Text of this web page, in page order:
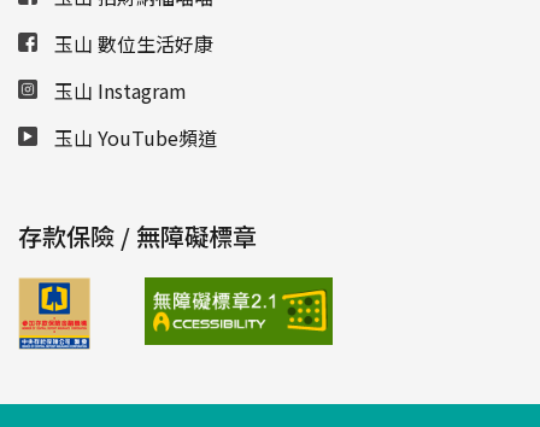
玉山 數位生活好康
玉山 Instagram
玉山 YouTube頻道
存款保險 / 無障礙標章